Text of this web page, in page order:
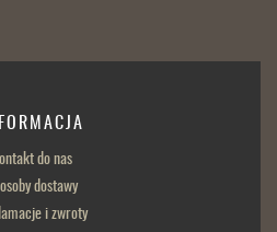
do nas
dostawy
i zwroty